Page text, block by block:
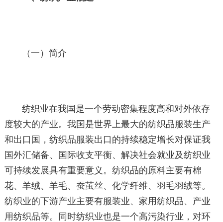
（一）简介
纺织业在我国是一个劳动密集程度高和对外依存
度较大的产业。我国是世界上最大的纺织品服装生产
和出口国，纺织品服装出口的持续稳定增长对保证我
国外汇储备、国际收支平衡、解决社会就业及纺织业
可持续发展具有重要意义。纺织品的原料主要有棉
花、羊绒、羊毛、蚕茧丝、化学纤维、羽毛羽绒等。
纺织业的下游产业主要有服装业、家用纺织品、产业
用纺织品等。同时纺织业也是一个高污染行业，对环